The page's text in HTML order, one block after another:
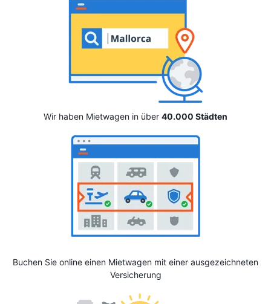
Wir haben Mietwagen in über 40.000 Städten
Buchen Sie online einen Mietwagen mit einer ausgezeichneten
Versicherung